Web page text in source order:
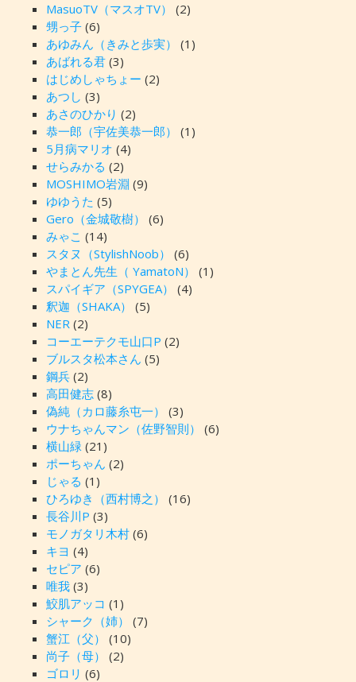
MasuoTV（マスオTV）
(2)
甥っ子(6)
あゆみん（きみと歩実）
(1)
あばれる君(3)
はじめしゃちょー (2)
あつし (3)
あさのひかり (2)
恭一郎（宇佐美恭一郎）
(1)
5月病マリオ (4)
せらみかる (2)
MOSHIMO岩淵 (9)
ゆゆうた (5)
Gero（金城敬樹）
(6)
みゃこ (14)
スタヌ（StylishNoob）
(6)
やまとん先生（ YamatoN）
(1)
スパイギア（SPYGEA）
(4)
釈迦（SHAKA）
(5)
NER(2)
コーエーテクモ山口P (2)
ブルスタ松本さん (5)
鋼兵(2)
高田健志(8)
偽純（カロ藤糸屯一）
(3)
ウナちゃんマン（佐野智則）
(6)
横山緑(21)
ポーちゃん (2)
じゃる (1)
ひろゆき（西村博之）
(16)
長谷川P (3)
モノガタリ木村(6)
キヨ (4)
セピア (6)
唯我(3)
鮫肌アッコ (1)
シャーク（姉）
(7)
蟹江（父）
(10)
尚子（母）
(2)
ゴロリ (6)